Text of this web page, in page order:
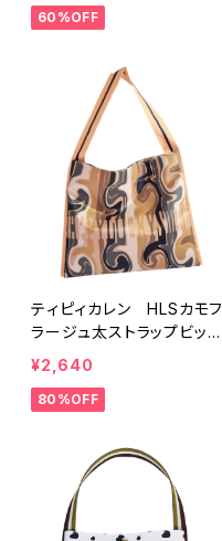
60%OFF
ティピィカレン HLSカモフ
ラージュ太ストラップビッグ
バッグ
¥2,640
80%OFF